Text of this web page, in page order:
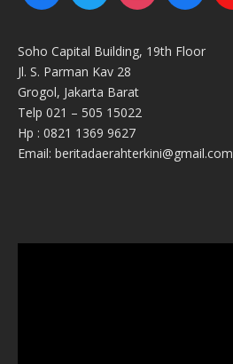
Soho Capital Building, 19th Floor
Jl. S. Parman Kav 28
Grogol, Jakarta Barat
Telp 021 – 505 15022
Hp : 0821 1369 9627
Email: beritadaerahterkini@gmail.com